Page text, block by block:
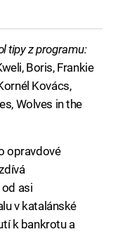
tipy z programu:
Boris, Frankie
Kovács,
Wolves in the
opravdové
asi
v katalánské
k bankrotu a